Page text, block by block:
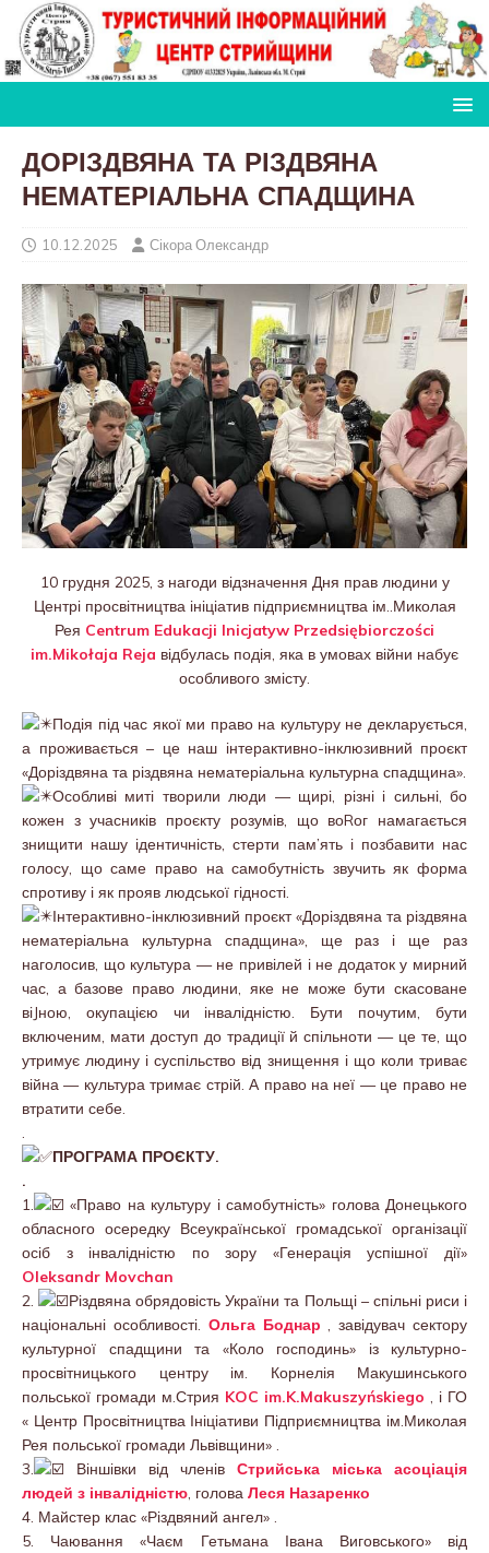
ДОРІЗДВЯНА ТА РІЗДВЯНА
НЕМАТЕРІАЛЬНА СПАДЩИНА
10.12.2025 Сікора Олександр
10 грудня 2025, з нагоди відзначення Дня прав людини у
Центрі просвітництва ініціатив підприємництва ім..Миколая
Рея Centrum Edukacji Inicjatyw Przedsiębiorczości
im.Mikołaja Reja відбулась подія, яка в умовах війни набує
особливого змісту.
Подія під час якої ми право на культуру не декларується,
а проживається – це наш інтерактивно-інклюзивний проєкт
«Доріздвяна та різдвяна нематеріальна культурна спадщина».
Особливі миті творили люди — щирі, різні і сильні, бо
кожен з учасників проєкту розумів, що воRог намагається
знищити нашу ідентичність, стерти пам’ять і позбавити нас
голосу, що саме право на самобутність звучить як форма
спротиву і як прояв людської гідності.
Інтерактивно-інклюзивний проєкт «Доріздвяна та різдвяна
нематеріальна культурна спадщина», ще раз і ще раз
наголосив, що культура — не привілей і не додаток у мирний
час, а базове право людини, яке не може бути скасоване
віJною, окупацією чи інвалідністю. Бути почутим, бути
включеним, мати доступ до традиції й спільноти — це те, що
утримує людину і суспільство від знищення і що коли триває
війна — культура тримає стрій. А право на неї — це право не
втратити себе.
.
ПРОГРАМА ПРОЄКТУ.
.
1.
«Право на культуру і самобутність» голова Донецького
обласного осередку Всеукраїнської громадської організації
осіб з інвалідністю по зору «Генерація успішної дії»
Oleksandr Movchan
2.
Різдвяна обрядовість України та Польщі – спільні риси і
національні особливості. Ольга Боднар , завідувач сектору
культурної спадщини та «Коло господинь» із культурно-
просвітницького центру ім. Корнелія Макушинського
польської громади м.Стрия KOC im.K.Makuszyńskiego , і ГО
« Центр Просвітництва Ініціативи Підприємництва ім.Миколая
Рея польської громади Львівщини» .
3.
Віншівки від членів Стрийська міська асоціація
людей з інвалідністю, голова Леся Назаренко
4. Майстер клас «Різдвяний ангел» .
5. Чаювання «Чаєм Гетьмана Івана Виговського» від